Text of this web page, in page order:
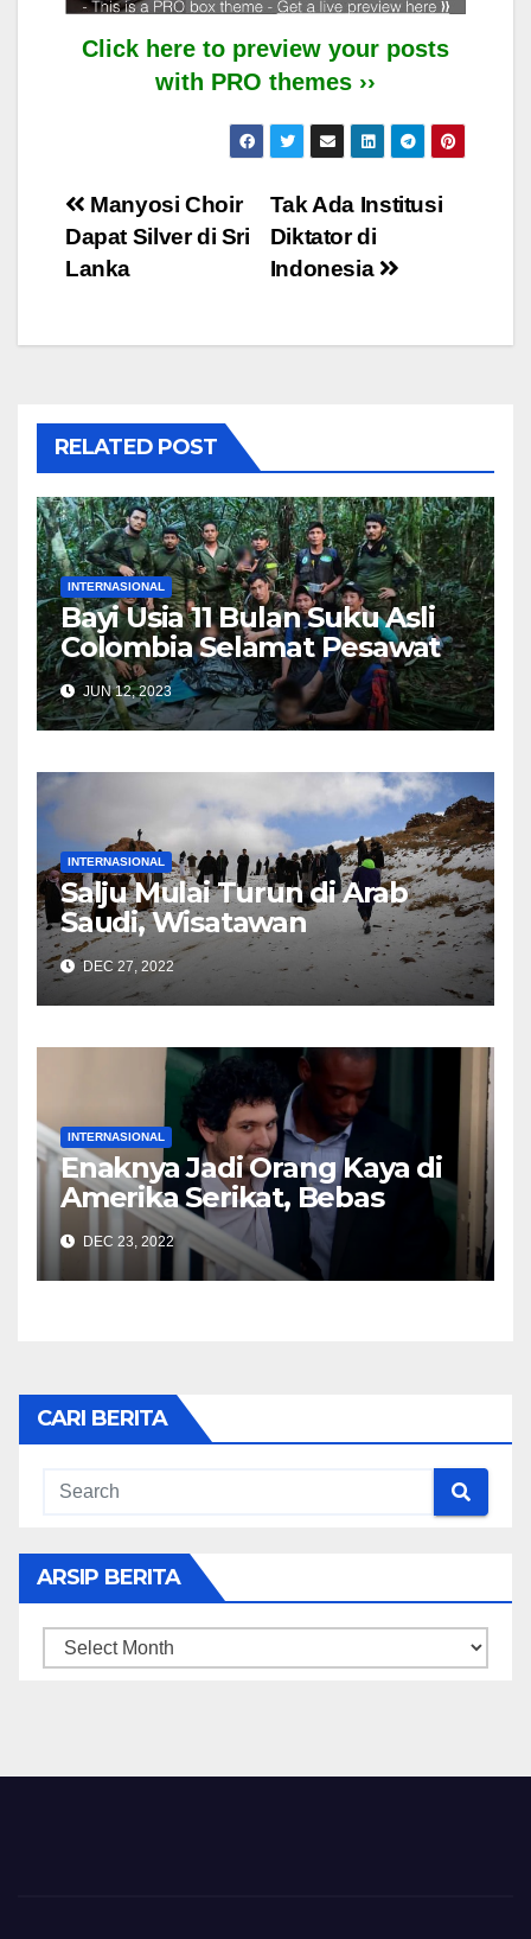
Click here to preview your posts
with PRO themes ››
Post
navigation
Tak Ada Institusi
Diktator di
Indonesia
Manyosi Choir
Dapat Silver di Sri
Lanka
RELATED POST
INTERNASIONAL
Bayi Usia 11 Bulan Suku Asli
Colombia Selamat Pesawat
Jatuh, 40 Hari Tersesat di
Hutan Amazon
JUN 12, 2023
INTERNASIONAL
Salju Mulai Turun di Arab
Saudi, Wisatawan
Berbondong Datang
DEC 27, 2022
INTERNASIONAL
Enaknya Jadi Orang Kaya di
Amerika Serikat, Bebas
Tahanan Dengan Jaminan
3,9 T
DEC 23, 2022
CARI BERITA
ARSIP BERITA
ARSIP